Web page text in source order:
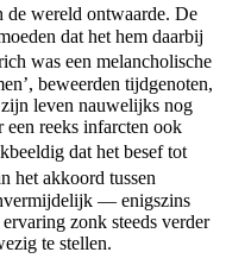
wereld ontwaarde. De
dat het hem daarbij
was een melancholische
beweerden tijdgenoten,
leven nauwelijks nog
een reeks infarcten ook
dat het besef tot
het akkoord tussen
— enigszins
zonk steeds verder
te stellen.